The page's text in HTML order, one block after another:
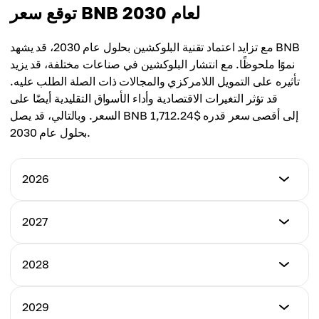
توقع سعر BNB لعام 2030
مع تزايد اعتماد تقنية البلوكشين بحلول عام 2030، قد يشهد BNB
نموًا ملحوظًا. مع انتشار البلوكشين في صناعات مختلفة، قد يزيد
تأثيره على التمويل اللامركزي والمجالات ذات الصلة الطلب عليه.
قد تؤثر التغيرات الاقتصادية وأداء الأسواق التقليدية أيضًا على
السعر. وبالتالي، قد يصل BNB إلى أقصى سعر قدره $1,712.24
بحلول عام 2030.
2026
أقل سعر
أعلى سعر
2027
أقل سعر
أعلى سعر
2028
أقل سعر
2029